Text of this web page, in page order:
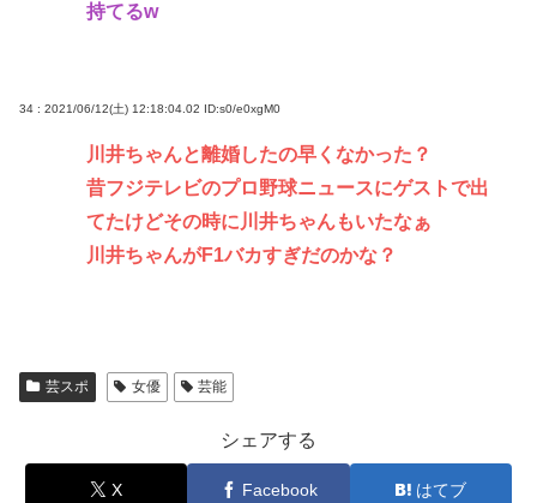
持てるw
34 : 2021/06/12(土) 12:18:04.02 ID:s0/e0xgM0
川井ちゃんと離婚したの早くなかった？
昔フジテレビのプロ野球ニュースにゲストで出
てたけどその時に川井ちゃんもいたなぁ
川井ちゃんがF1バカすぎだのかな？
芸スポ 女優 芸能
シェアする
X Facebook はてブ